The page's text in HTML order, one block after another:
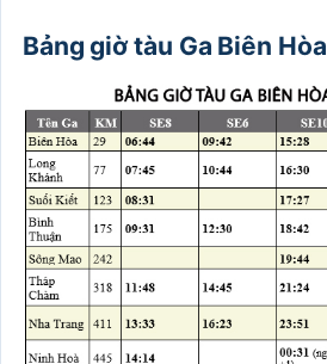
Bảng giờ tàu Ga Biên Hòa